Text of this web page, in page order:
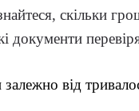
скільки
документи
від